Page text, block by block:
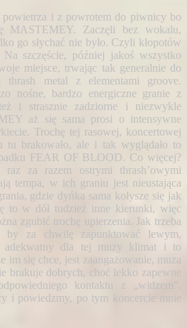
powietrza i z powrotem do piwnicy bo
MASTEMEY. Zaczęli bez wokalu,
go słychać nie było. Czyli kłopotów
szczęście, później jakoś wszystko
miejsce, trwając tak generalnie do
thrash metal z elementami groove.
nośne, bardzo energiczne granie z
i strasznie zadziorne i niezwykle
aż się sama prosi o intensywne
Trochę tej rasowej, koncertowej
brakowało, ale i tak wyglądało to
FEAR OF BLOOD. Co więcej?
raz za razem ostrymi thrash’owymi
tempa, w ich graniu jest nieustająca
gdzie dyńka sama kołysze się jak
to w dół tudzież inne kierunki, więc
zgubić trochę upierzenia. Jak trzeba
by za chwilę zapunktować lewym,
adekwatny dla tej muzy klimat i to
im się chce, jest zaangażowanie, muza
brakuje dobrych, choć lekko zapewne
kontaktu z „widzem”.
i powiedzmy, po tym koncercie mnie